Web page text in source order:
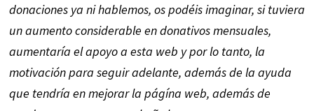
donaciones ya ni hablemos, os podéis imaginar, si tuviera
un aumento considerable en donativos mensuales,
aumentaría el apoyo a esta web y por lo tanto, la
motivación para seguir adelante, además de la ayuda
que tendría en mejorar la págína web, además de